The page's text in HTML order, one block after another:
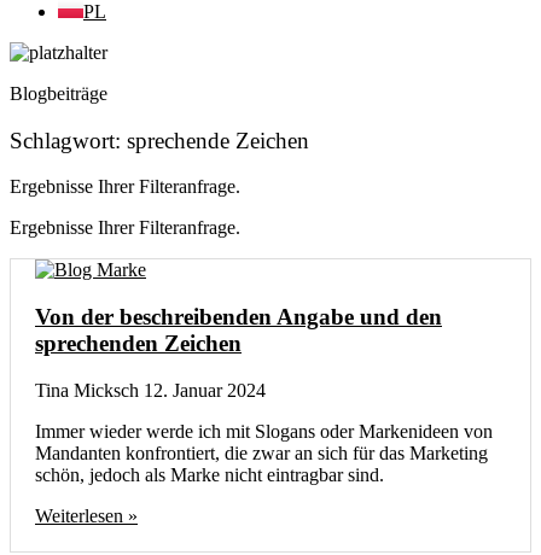
PL
Blogbeiträge
Schlagwort: sprechende Zeichen
Ergebnisse Ihrer Filteranfrage.
Ergebnisse Ihrer Filteranfrage.
Von der beschreibenden Angabe und den
sprechenden Zeichen
Tina Micksch 12. Januar 2024
Immer wieder werde ich mit Slogans oder Markenideen von
Mandanten konfrontiert, die zwar an sich für das Marketing
schön, jedoch als Marke nicht eintragbar sind.
Weiterlesen »